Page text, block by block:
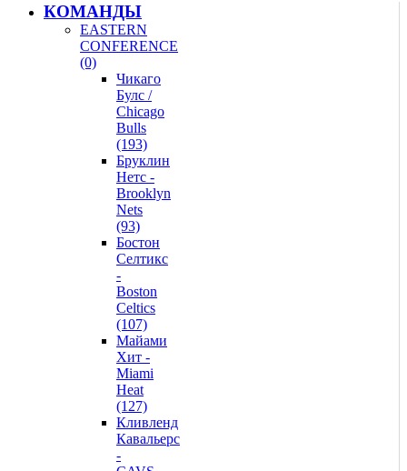
КОМАНДЫ
EASTERN
CONFERENCE
(0)
Чикаго
Булс /
Chicago
Bulls
(193)
Бруклин
Нетс -
Brooklyn
Nets
(93)
Бостон
Селтикс
-
Boston
Celtics
(107)
Майами
Хит -
Miami
Heat
(127)
Кливленд
Кавальерс
-